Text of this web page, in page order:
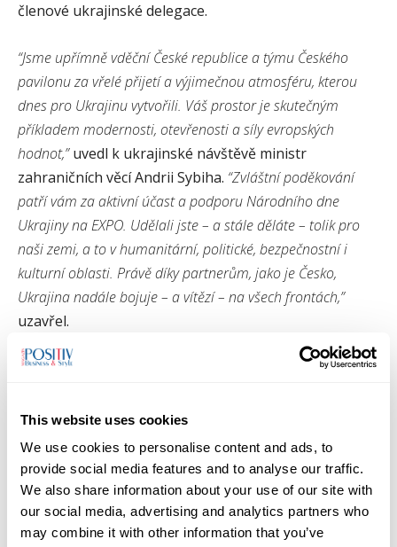
This website uses cookies
We use cookies to personalise content and ads, to
provide social media features and to analyse our traffic.
We also share information about your use of our site with
our social media, advertising and analytics partners who
may combine it with other information that you’ve
členové ukrajinské delegace.
“Jsme upřímně vděční České republice a týmu Českého
pavilonu za vřelé přijetí a výjimečnou atmosféru, kterou
dnes pro Ukrajinu vytvořili. Váš prostor je skutečným
příkladem modernosti, otevřenosti a síly evropských
hodnot,”uvedl k ukrajinské návštěvě ministr
zahraničních věcí Andrii Sybiha. “Zvláštní poděkování
patří vám za aktivní účast a podporu Národního dne
Ukrajiny na EXPO. Udělali jste – a stále děláte – tolik pro
naši zemi, a to v humanitární, politické, bezpečnostní i
kulturní oblasti. Právě díky partnerům, jako je Česko,
Ukrajina nadále bojuje – a vítězí – na všech frontách,”
uzavřel.
Architektura a program Českého
pavilonu na EXPO 2025
Slavnostního zahájení Ukrajinského Národního dne v
National Day Hall v areálu EXPO 2025 se v dopoledních
hodinách zúčastnila i první dáma Ukrajiny Olena
Zelenská. Ve svém projevu připomněla, že ukrajinské